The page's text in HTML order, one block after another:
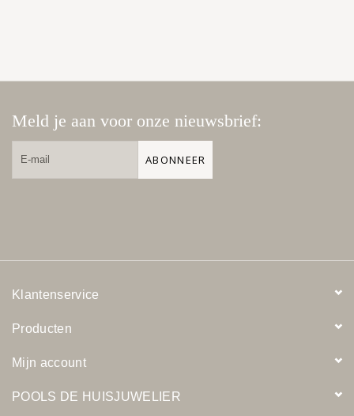
Meld je aan voor onze nieuwsbrief:
ABONNEER
Klantenservice
Producten
Mijn account
POOLS DE HUISJUWELIER